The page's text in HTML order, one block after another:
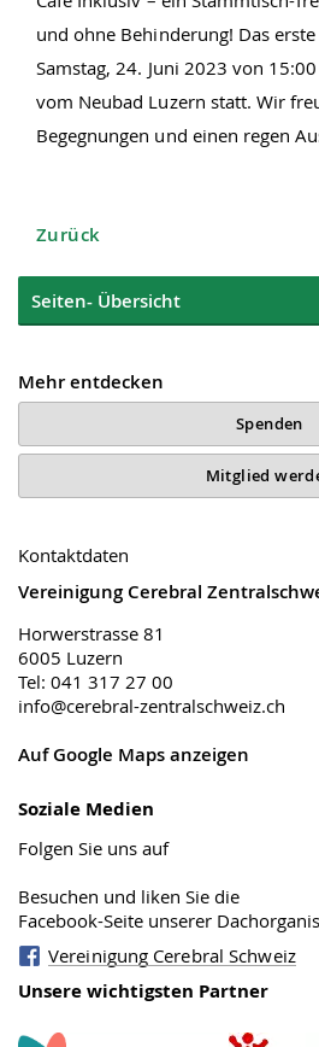
und ohne Behinderung! Das
Samstag, 24. Juni 2023 von
vom Neubad Luzern statt. Wir
Begegnungen und einen regen
Zurück
Seiten- Übersicht
Mehr entdecken
Spenden
Mitglied
Kontaktdaten
Vereinigung Cerebral
Horwerstrasse 81
6005 Luzern
Tel: 041 317 27 00
info@cerebral-zentralschweiz.ch
Auf Google Maps anzeigen
Soziale Medien
Folgen Sie uns auf
Besuchen und liken Sie die
Facebook-Seite unserer
Vereinigung Cerebral Schweiz
Unsere wichtigsten Partner